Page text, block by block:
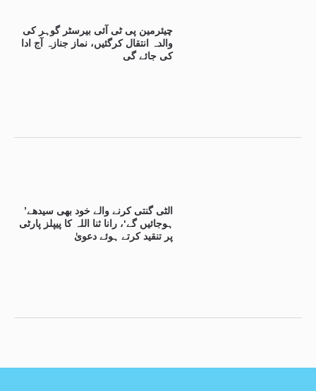
چیئرمین پی ٹی آئی بیرسٹر گوہر کی
والدہ انتقال کرگئیں، نماز جنازہ آج ادا
کی جائے گی
’الٹی گنتی کرنے والے خود بھی سیدھے
ہوجائیں گے‘، رانا ثنا اللہ کا پیپلز پارٹی
پر تنقید کرتے ہوئے دعویٰ